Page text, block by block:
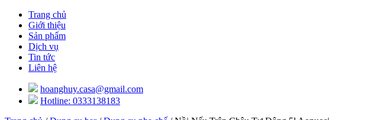
Trang chủ
Giới thiệu
Sản phẩm
Dịch vụ
Tin tức
Liên hệ
hoanghuy.casa@gmail.com
Hotline: 0333138183